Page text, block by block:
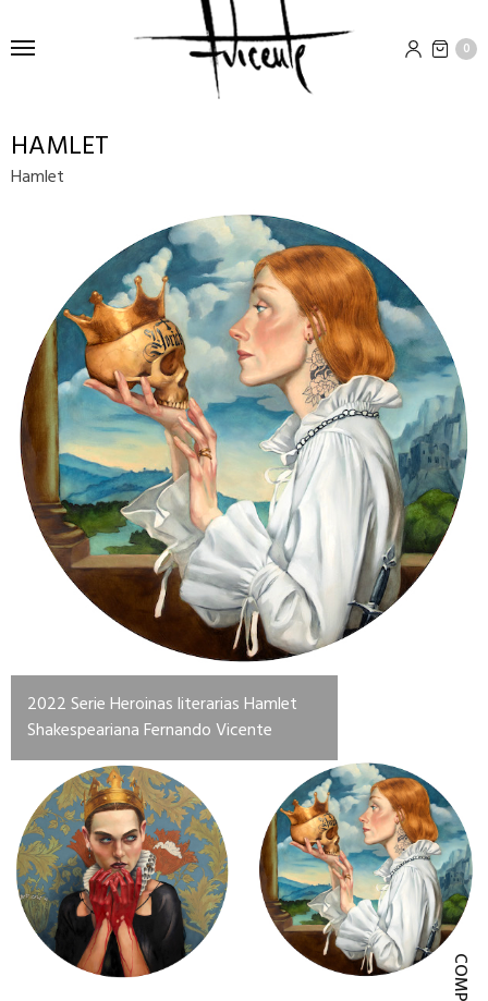
0
HAMLET
Hamlet
2022 Serie Heroinas literarias Hamlet
Shakespeariana Fernando Vicente
producto
tiene
múltiples
variantes.
Las
opciones
producto
tiene
múltiples
variantes.
Las
opciones